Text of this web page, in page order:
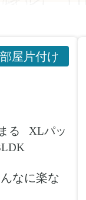
る
XLパッ
部屋片付け
なに楽な